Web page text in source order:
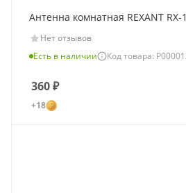
Антенна комнатная REXANT
Нет отзывов
Есть в наличии
Код товара:
360₽
+18